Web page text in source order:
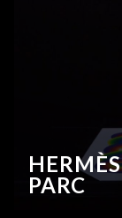
PARC